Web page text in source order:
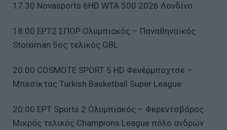
17:30 Novasports 6HD WTA 500 2026 Λονδίνο
18:00 ΕΡΤ2 ΣΠΟΡ Ολυμπιακός – Παναθηναϊκός
Stoiximan 5ος τελικός GBL
20:00 COSMOTE SPORT 5 HD Φενέρμπαχτσε –
Μπεσίκτας Turkish Basketball Super League
20:00 ΕΡΤ Sports 2 Ολυμπιακός – Φερεντσβάρος
Μικρός τελικός Champions League πόλο ανδρών